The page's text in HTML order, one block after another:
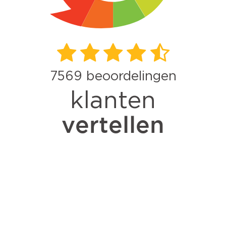
7569 beoordelingen
klanten
vertellen